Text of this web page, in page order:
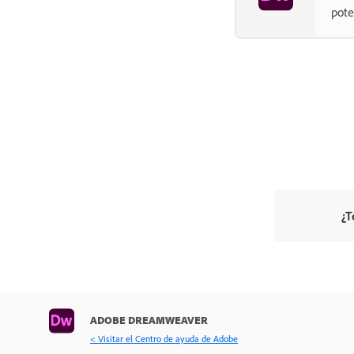
ADOBE DREAMWEAVER
< Visitar el Centro de ayuda de Adobe